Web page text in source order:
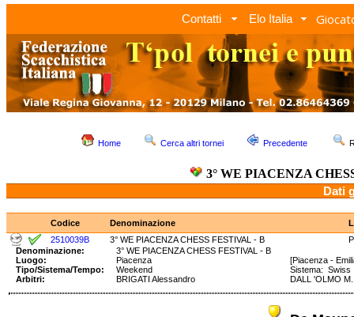
Contatti Elo Italia
Home Cerca altri tornei Precedente
3° WE PIACENZA
Dati
Codice Denominazione
2510039B
3° WE PIACENZA CHESS FESTIVAL - B
Denominazione:
3° WE PIACENZA CHESS FESTIVAL - B
Luogo:
Piacenza
[Piacenza -
Tipo/Sistema/Tempo:
Weekend
Sistema:
Arbitri:
BRIGATI Alessandro DALL 'OLMO M.